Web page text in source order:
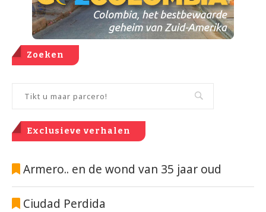
Zoeken
Exclusieve verhalen
Armero.. en de wond van 35 jaar oud
Ciudad Perdida